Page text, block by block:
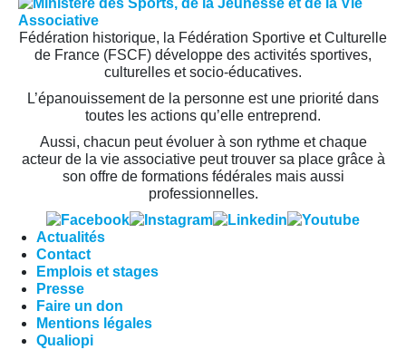
Fédération historique, la Fédération Sportive et Culturelle
de France (FSCF) développe des activités sportives,
culturelles et socio-éducatives.
L’épanouissement de la personne est une priorité dans
toutes les actions qu’elle entreprend.
Aussi, chacun peut évoluer à son rythme et chaque
acteur de la vie associative peut trouver sa place grâce à
son offre de formations fédérales mais aussi
professionnelles.
Actualités
Contact
Emplois et stages
Presse
Faire un don
Mentions légales
Qualiopi